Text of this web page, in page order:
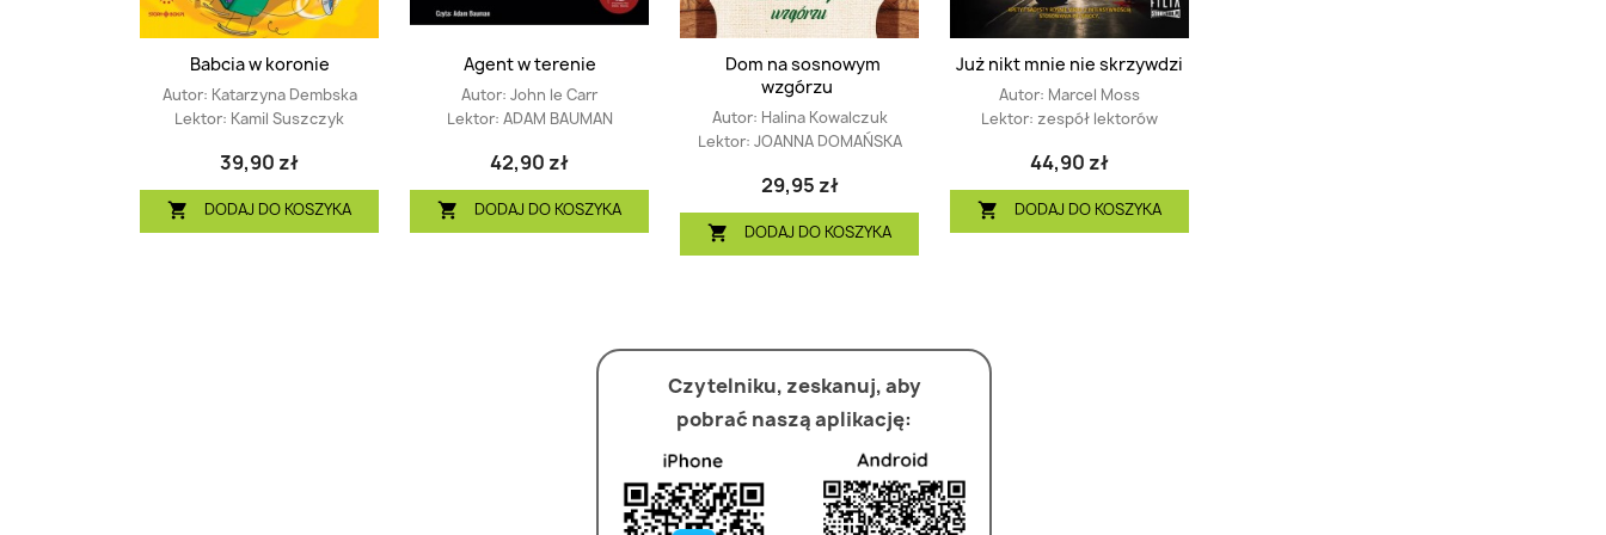
Babcia w koronie
Autor: Katarzyna Dembska
Lektor: Kamil Suszczyk
39,90 zł
 DODAJ DO KOSZYKA
Agent w terenie
Autor: John le Carr
Lektor: ADAM BAUMAN
42,90 zł
 DODAJ DO KOSZYKA
Dom na sosnowym
wzgórzu
Autor: Halina Kowalczuk
Lektor: JOANNA DOMAŃSKA
29,95 zł
 DODAJ DO KOSZYKA
Już nikt mnie nie skrzywdzi
Autor: Marcel Moss
Lektor: zespół lektorów
44,90 zł
 DODAJ DO KOSZYKA
Czytelniku, zeskanuj, aby
pobrać naszą aplikację: